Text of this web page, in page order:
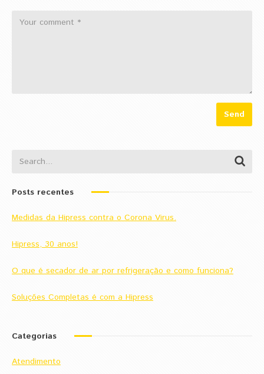
Posts recentes
Medidas da Hipress contra o Corona Virus.
Hipress, 30 anos!
O que é secador de ar por refrigeração e como funciona?
Soluções Completas é com a Hipress
Categorias
Atendimento